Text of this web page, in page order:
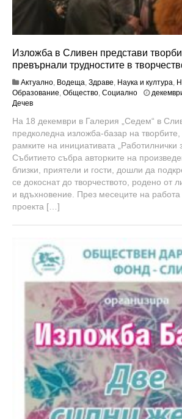
Изложба в Сливен представи
превърнали трудностите в
Актуално, Водеща, Здраве, Наука и култура,
Образование, Общество, Социално
Дечев
На 18 декември в Галерия „Седем“ в
предколедна изложба-базар на
рамките на инициативата „Работилнички
Събитието събра авторките на
близки, приятели и гости, дошли да
се докоснат до творчеството, родено от
и вдъхновение. През месеците на работа
проекта […]